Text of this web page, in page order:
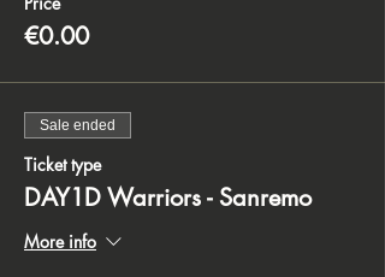
€0.00
Sale ended
Ticket type
DAY1D Warriors - Sanremo
More info